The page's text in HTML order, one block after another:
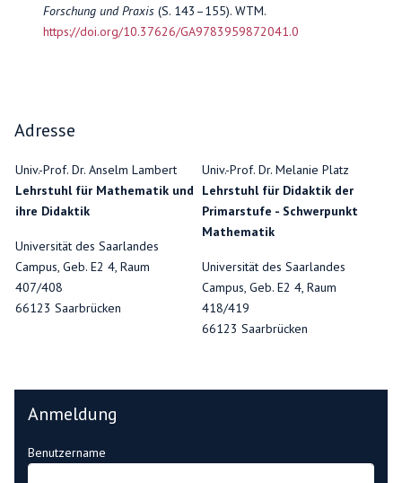
Forschung und Praxis (S. 143–155). WTM.
https://doi.org/10.37626/GA9783959872041.0
Adresse
Univ.-Prof. Dr. Anselm Lambert
Lehrstuhl für Mathematik und
ihre Didaktik
Universität des Saarlandes
Campus, Geb. E2 4, Raum
407/408
66123 Saarbrücken
Univ.-Prof. Dr. Melanie Platz
Lehrstuhl für Didaktik der
Primarstufe - Schwerpunkt
Mathematik
Universität des Saarlandes
Campus, Geb. E2 4, Raum
418/419
66123 Saarbrücken
Anmeldung
Benutzername